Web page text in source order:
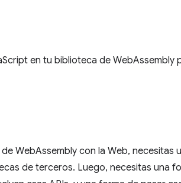
en tu biblioteca de WebAssembly
WebAssembly con la Web, necesitas
de terceros. Luego, necesitas una